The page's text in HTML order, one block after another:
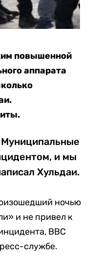
повышенной
аппарата
и мы
Хульдаи.
ночью
и не привел к
ВВС
службе.